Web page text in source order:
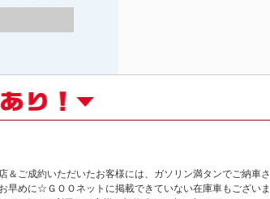
＆ご成約いただいたお客様には、ガソリン満タンでご納車さ
早めに☆ＧＯＯネットに掲載できていない在庫車もございま